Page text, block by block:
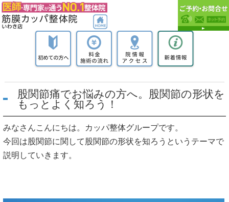
股関節痛でお悩みの方へ。股関節の形状を
もっとよく知ろう！
みなさんこんにちは。カッパ整体グループです。
今回は股関節に関して股関節の形状を知ろうというテーマで
説明していきます。